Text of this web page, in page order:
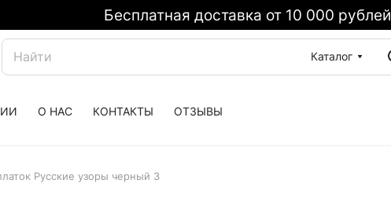
Бесплатная доставка от 10 000 рублей
Каталог
О НАС КОНТАКТЫ ОТЗЫВЫ
Русские узоры черный 3